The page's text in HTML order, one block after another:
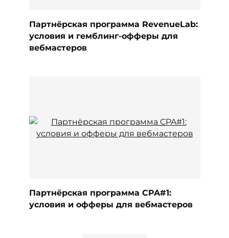
Партнёрская программа RevenueLab:
условия и гемблинг-офферы для
вебмастеров
Партнёрская программа CPA#1:
условия и офферы для вебмастеров